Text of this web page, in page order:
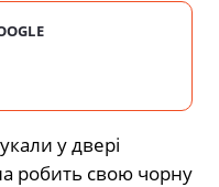
у двері
робить свою чорну